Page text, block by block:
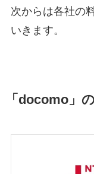
次からは各社の
いきます。
「docomo」